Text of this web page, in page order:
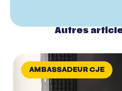
Autres
AMBASSADEUR CJE